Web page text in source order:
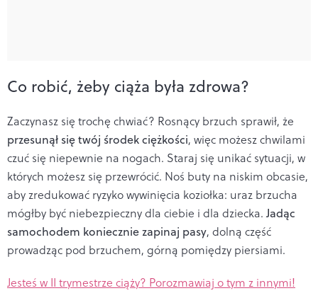
Co robić, żeby ciąża była zdrowa?
Zaczynasz się trochę chwiać? Rosnący brzuch sprawił, że
przesunął się twój środek ciężkości, więc możesz chwilami
czuć się niepewnie na nogach. Staraj się unikać sytuacji, w
których możesz się przewrócić. Noś buty na niskim obcasie,
aby zredukować ryzyko wywinięcia koziołka: uraz brzucha
mógłby być niebezpieczny dla ciebie i dla dziecka. Jadąc
samochodem koniecznie zapinaj pasy, dolną część
prowadząc pod brzuchem, górną pomiędzy piersiami.
Jesteś w II trymestrze ciąży? Porozmawiaj o tym z innymi!